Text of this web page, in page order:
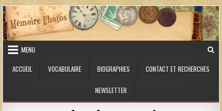
Skip to content
MENU
ACCUEIL
VOCABULAIRE BIOGRAPHIES CONTACT ET RECHERCHES
NEWSLETTER